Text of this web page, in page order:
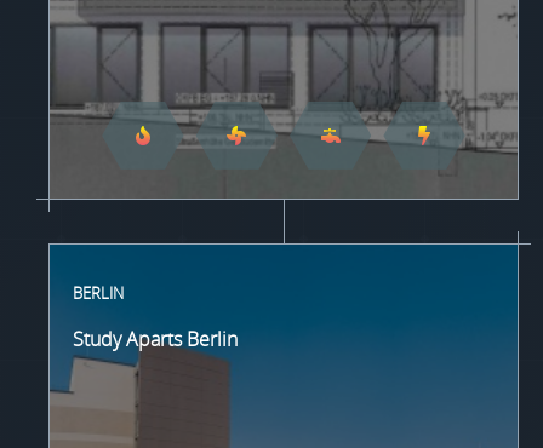
BERLIN
Study Aparts Berlin